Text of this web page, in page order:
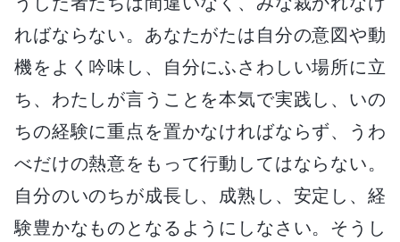
ればならない。あなたがたは自分の意図や動
機をよく吟味し、自分にふさわしい場所に立
ち、わたしが言うことを本気で実践し、いの
ちの経験に重点を置かなければならず、うわ
べだけの熱意をもって行動してはならない。
自分のいのちが成長し、成熟し、安定し、経
験豊かなものとなるようにしなさい。そうし